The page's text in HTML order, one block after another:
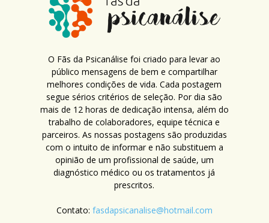
O Fãs da Psicanálise foi criado para levar ao
público mensagens de bem e compartilhar
melhores condições de vida. Cada postagem
segue sérios critérios de seleção. Por dia são
mais de 12 horas de dedicação intensa, além do
trabalho de colaboradores, equipe técnica e
parceiros. As nossas postagens são produzidas
com o intuito de informar e não substituem a
opinião de um profissional de saúde, um
diagnóstico médico ou os tratamentos já
prescritos.
Contato: fasdapsicanalise@hotmail.com